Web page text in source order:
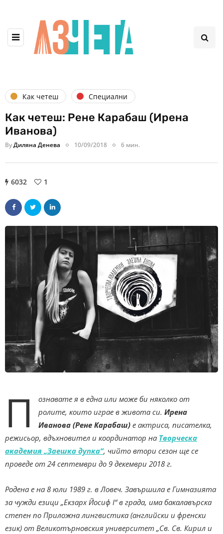
Как четеш Специални
Как четеш: Рене Карабаш (Ирена
Иванова)
ByДиляна Денева 10/09/2018 6 мин.
6032 1
П
ознавате я в една или може би няколко от
ролите, които играе в живота си. Ирена
Иванова (Рене Карабаш) е актриса, писателка,
режисьор, вдъхновител и координатор на Творческа
академия „Заешка дупка“, чийто втори сезон ще се
проведе от 24 септември до 9 декември 2018 г.
Родена е на 8 юли 1989 г. в Ловеч. Завършила е Гимназията
за чужди езици „Екзарх Йосиф I“ в града, има бакалавърска
степен по Приложна лингвистика (английски и френски
език) от Великотърновския университет „Св. Св. Кирил и